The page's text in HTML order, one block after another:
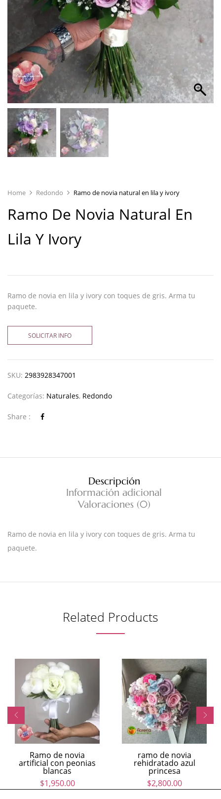
Home Redondo Ramo de novia natural en lila y ivory
Ramo De Novia Natural En
Lila Y Ivory
Ramo de novia en lila y ivory con toques de gris. Arma tu
paquete.
SOLICITAR INFO
SKU: 2983928347001
Categorías: Naturales, Redondo
Share :
Descripción
Información adicional
Valoraciones (0)
Ramo de novia en lila y ivory con toques de gris. Arma tu
paquete.
Related Products
Ramo de novia
artificial con peonias
blancas
$1,950.00
ramo de novia
rehidratado azul
princesa
$2,800.00